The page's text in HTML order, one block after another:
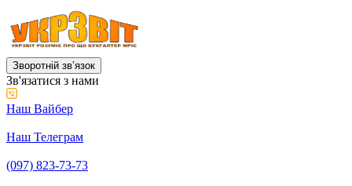
Зворотній звʼязок
Зв'язатися з нами
Наш Вайбер
Наш Телеграм
(097) 823-73-73